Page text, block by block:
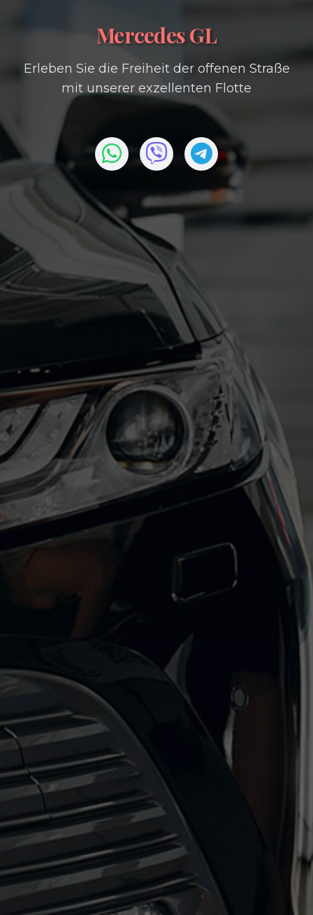
Mercedes GL
Erleben Sie die Freiheit der offenen Straße
mit unserer exzellenten Flotte